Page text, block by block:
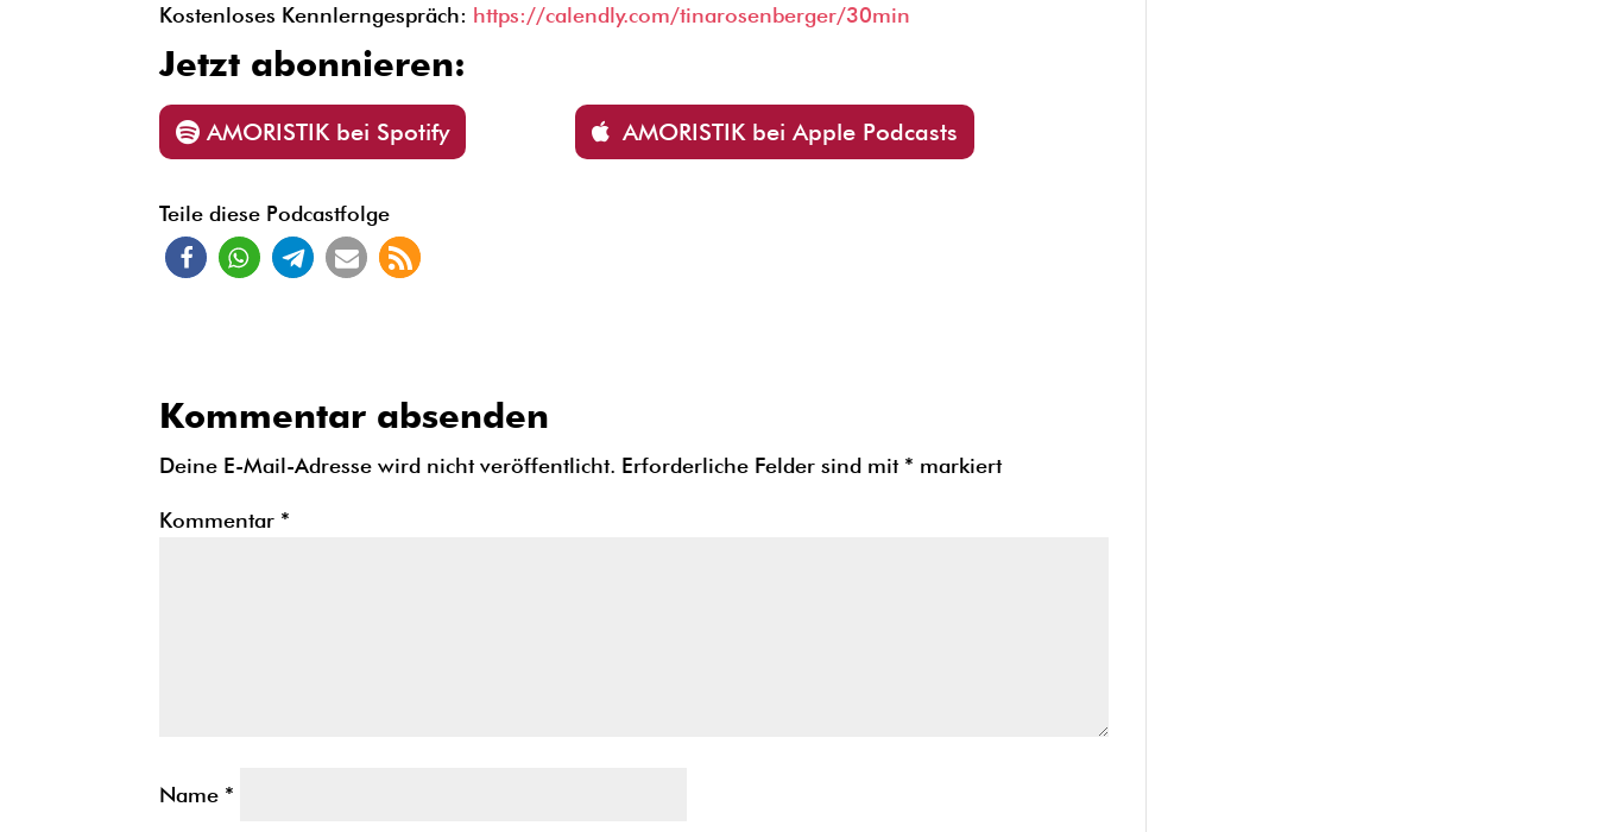
Kostenloses Kennlerngespräch: https://calendly.com/tinarosenberger/30min
Jetzt abonnieren:
AMORISTIK bei Spotify AMORISTIK bei Apple Podcasts
Teile diese Podcastfolge
Kommentar absenden
Deine E-Mail-Adresse wird nicht veröffentlicht. Erforderliche Felder sind mit * markiert
Kommentar *
Name *